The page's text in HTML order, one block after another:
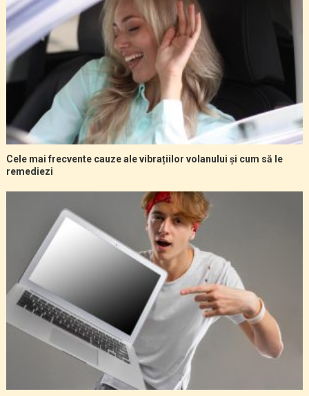
Cele mai frecvente cauze ale vibrațiilor volanului și cum să le
remediezi